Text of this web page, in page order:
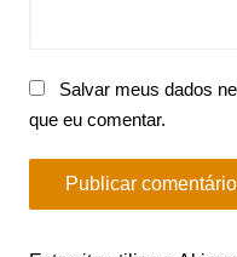
Salvar meus dados
que eu comentar.